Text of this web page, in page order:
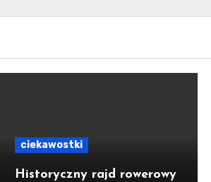
ciekawostki
Historyczny rajd rowerowy